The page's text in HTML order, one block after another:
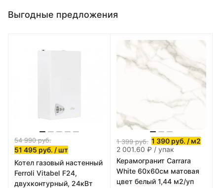
Выгодные предложения
54 990руб.
51 495 руб. / шт
Котел газовый настенный
Ferroli Vitabel F24,
двухконтурный, 24кВт
1 399руб. 1 390 руб. / м2
2 001.60 ₽ / упак
Керамогранит Carrara
White 60х60см матовая
цвет белый 1,44 м2/уп